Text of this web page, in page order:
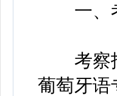
一、
考察报
葡萄牙语